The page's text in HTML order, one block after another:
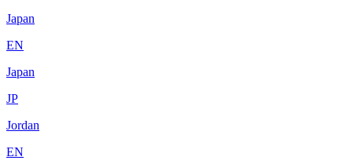
Japan
EN
Japan
JP
Jordan
EN